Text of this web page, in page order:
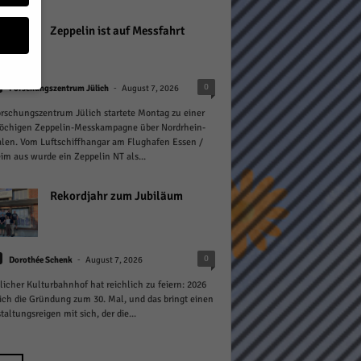
Zeppelin ist auf Messfahrt
Forschungszentrum Jülich - August 7, 2026 0
Jülich startete Montag zu einer
Zeppelin-Messkampagne über Nordrhein-
Vom Luftschiffhangar am Flughafen Essen /
aus wurde ein Zeppelin NT als...
Rekordjahr zum Jubiläum
Dorothée Schenk - August 7, 2026 0
Kulturbahnhof hat reichlich zu feiern: 2026
die Gründung zum 30. Mal, und das bringt einen
mit sich, der die...
ihnen
z.